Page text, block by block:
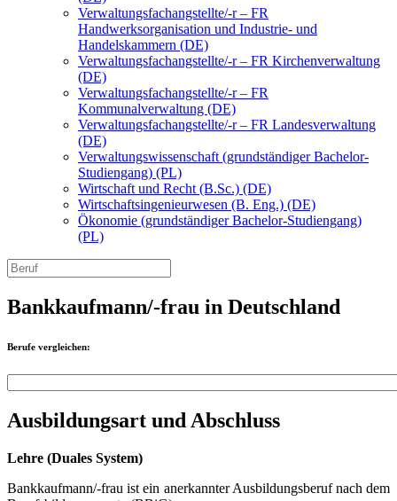
Verwaltungsfachangstellte/-r – FR
Handwerksorganisation und Industrie- und
Handelskammern (DE)
Verwaltungsfachangstellte/-r – FR Kirchenverwaltung
(DE)
Verwaltungsfachangstellte/-r – FR
Kommunalverwaltung (DE)
Verwaltungsfachangstellte/-r – FR Landesverwaltung
(DE)
Verwaltungswissenschaft (grundständiger Bachelor-
Studiengang) (PL)
Wirtschaft und Recht (B.Sc.) (DE)
Wirtschaftsingenieurwesen (B. Eng.) (DE)
Ökonomie (grundständiger Bachelor-Studiengang)
(PL)
Bankkaufmann/-frau in Deutschland
Berufe vergleichen:
Ausbildungsart und Abschluss
Lehre (Duales System)
Bankkaufmann/-frau ist ein anerkannter Ausbildungsberuf nach dem